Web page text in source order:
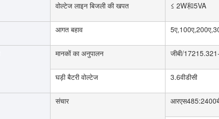
वोल्टेज लाइन बिजली की खपत ≤ 2W和5VA
आगत बहाव
मानकों का अनुपालन जीबी/
घड़ी बैटरी वोल्टेज 3.6वीडीसी
संचार